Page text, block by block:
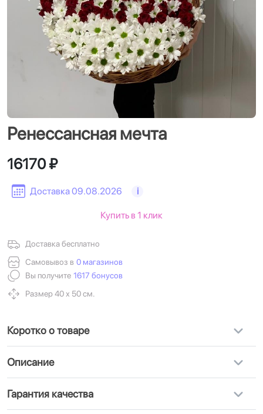
Ренессансная мечта
Доставка 09.08.2026 i
16170 ₽
Доставка бесплатно
Самовывоз в 0 магазинов
Вы получите 1617 бонусов
Размер 40 х 50 см.
Купить в 1 клик
Коротко о товаре
Описание
Гарантия качества